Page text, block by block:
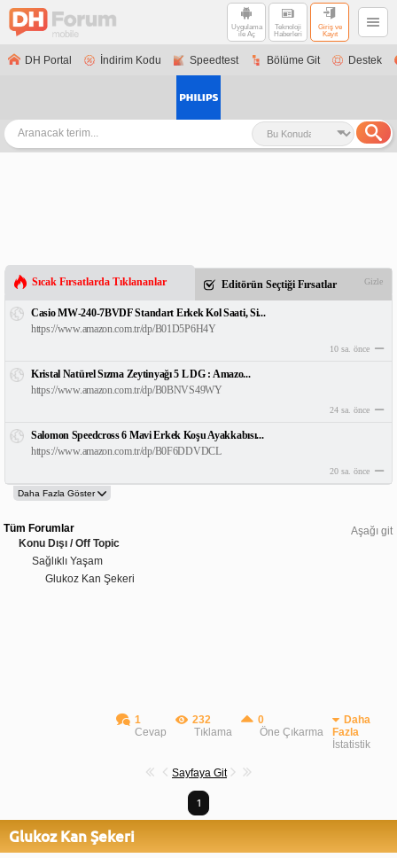
Uygulama
ile Aç
Teknoloji
Haberleri
Giriş ve
Kayıt
DH Portal İndirim Kodu Speedtest Bölüme Git Destek
Sıcak Fırsatlarda Tıklananlar Editörün Seçtiği Fırsatlar Gizle
Casio MW-240-7BVDF Standart Erkek Kol Saati, Si...
https://www.amazon.com.tr/dp/B01D5P6H4Y
10 sa. önce
Kristal Natürel Sızma Zeytinyağı 5 L DG : Amazo...
https://www.amazon.com.tr/dp/B0BNVS49WY
24 sa. önce
Salomon Speedcross 6 Mavi Erkek Koşu Ayakkabısı...
https://www.amazon.com.tr/dp/B0F6DDVDCL
20 sa. önce
Aşağı git
Tüm Forumlar
Konu Dışı / Off Topic
Sağlıklı Yaşam
Glukoz Kan Şekeri
1
Cevap
232
Tıklama
0
Öne Çıkarma
Daha
Fazla
İstatistik
Sayfaya Git
1
Glukoz Kan Şekeri